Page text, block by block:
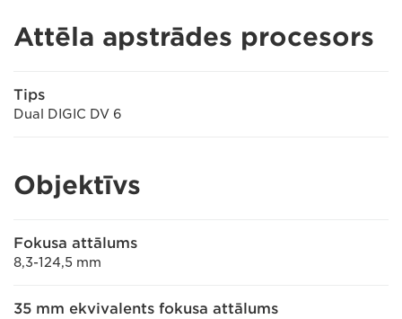
Attēla apstrādes procesors
Tips
Dual DIGIC DV 6
Objektīvs
Fokusa attālums
8,3-124,5 mm
35 mm ekvivalents fokusa attālums